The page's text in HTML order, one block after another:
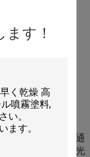
す！
新しい出現を元通
線および直接日光